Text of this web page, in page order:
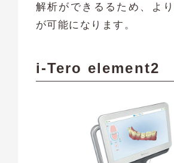
解析ができるるため、よ
が可能になります。
i-Tero element2